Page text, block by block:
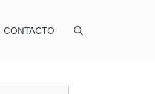
CONTACTO